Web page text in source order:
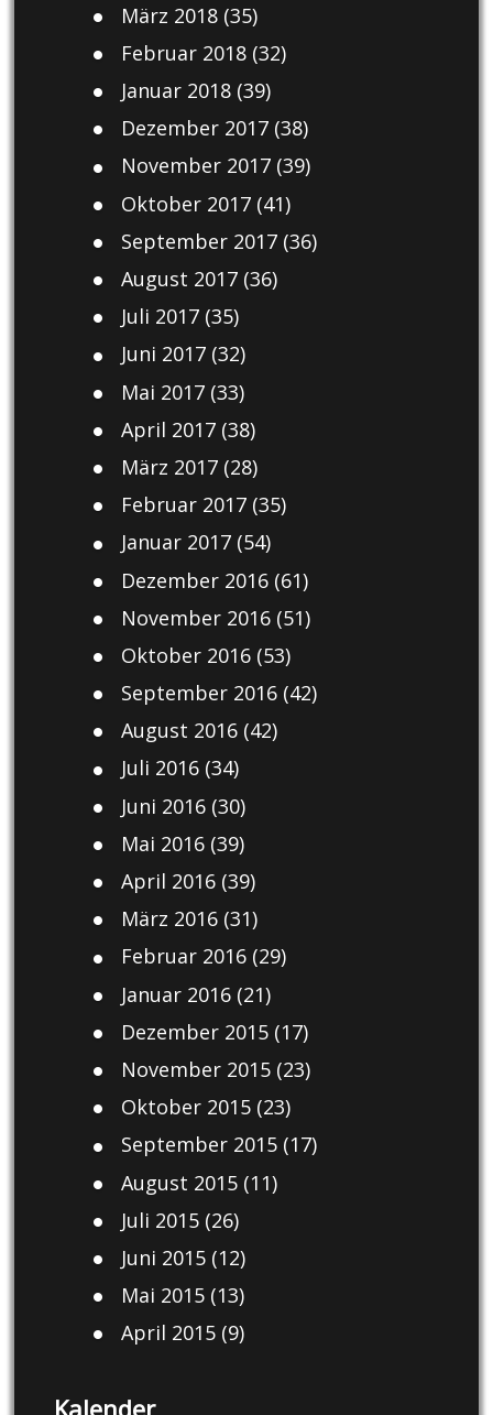
März 2018(35)
Februar 2018(32)
Januar 2018(39)
Dezember 2017(38)
November 2017(39)
Oktober 2017(41)
September 2017(36)
August 2017(36)
Juli 2017(35)
Juni 2017(32)
Mai 2017(33)
April 2017(38)
März 2017(28)
Februar 2017(35)
Januar 2017(54)
Dezember 2016(61)
November 2016(51)
Oktober 2016(53)
September 2016(42)
August 2016(42)
Juli 2016(34)
Juni 2016(30)
Mai 2016(39)
April 2016(39)
März 2016(31)
Februar 2016(29)
Januar 2016(21)
Dezember 2015(17)
November 2015(23)
Oktober 2015(23)
September 2015(17)
August 2015(11)
Juli 2015(26)
Juni 2015(12)
Mai 2015(13)
April 2015(9)